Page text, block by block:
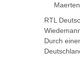
RTL
Durch